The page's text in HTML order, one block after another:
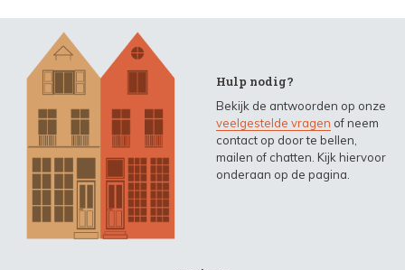
Hulp nodig?
Bekijk de antwoorden op onze
veelgestelde vragen of neem
contact op door te bellen,
mailen of chatten. Kijk hiervoor
onderaan op de pagina.